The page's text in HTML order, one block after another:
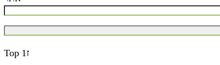
Top ז1